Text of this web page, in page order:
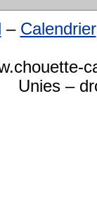
– Calendrier
Unies –